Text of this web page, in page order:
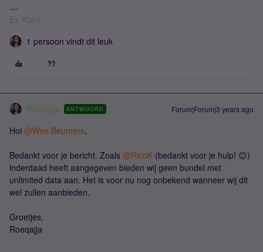
Ex-Klant
1 persoon vindt dit leuk
Roeqajja ANTWOORD Forum|Forum|3 years ago
Hoi @Wes Beumers,
Bedankt voor je bericht. Zoals @RicoK (bedankt voor je hulp! 😊)
inderdaad heeft aangegeven bieden wij geen bundel met
unlimited data aan. Het is voor nu nog onbekend wanneer wij dit
wel zullen aanbieden.
Groetjes,
Roeqajja